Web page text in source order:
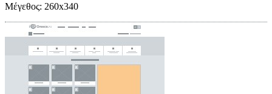
Μέγεθος: 260x340